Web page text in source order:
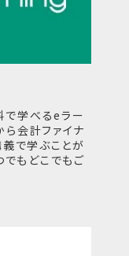
で学べるeラー
会計ファイナ
で学ぶことが
でもどこでもご